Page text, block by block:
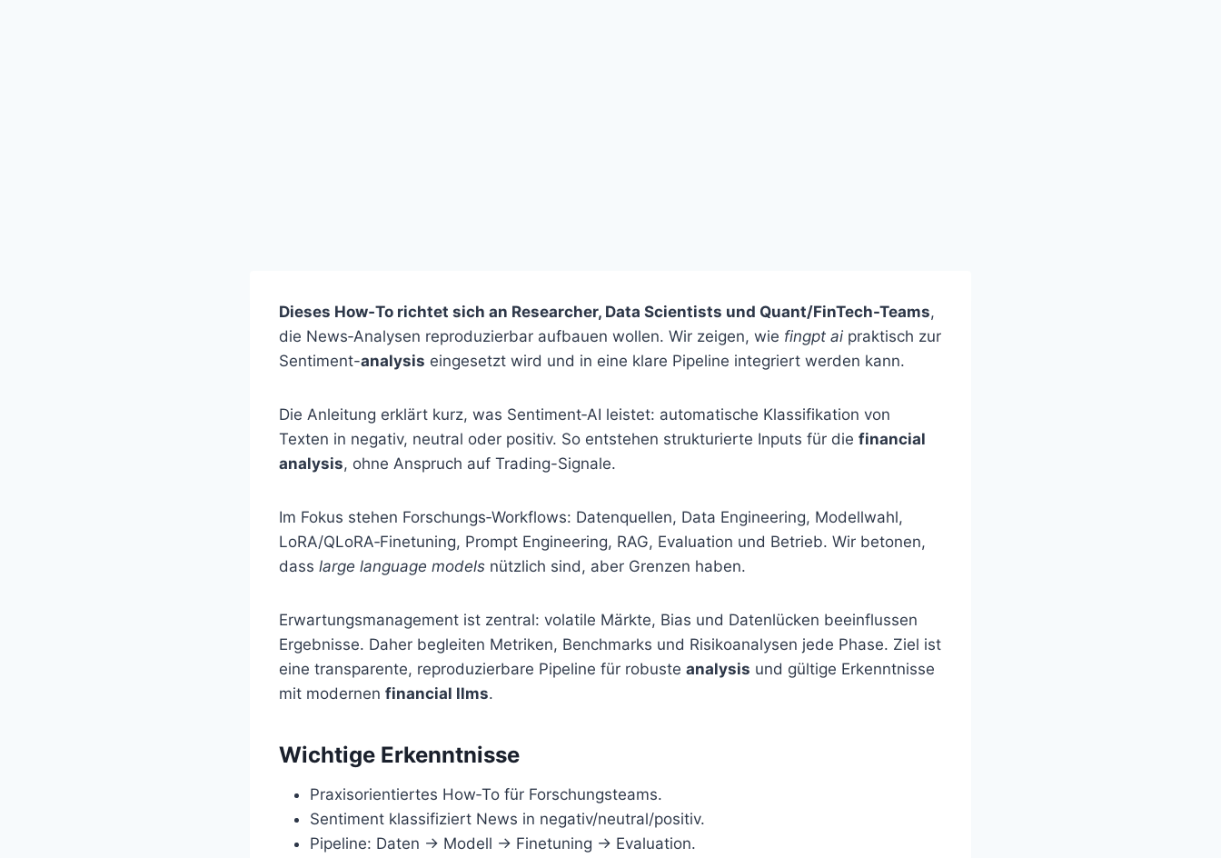
Dieses How‑To richtet sich an Researcher, Data Scientists und Quant/FinTech-Teams,
die News‑Analysen reproduzierbar aufbauen wollen. Wir zeigen, wie fingpt ai praktisch zur
Sentiment-analysis eingesetzt wird und in eine klare Pipeline integriert werden kann.
Die Anleitung erklärt kurz, was Sentiment‑AI leistet: automatische Klassifikation von
Texten in negativ, neutral oder positiv. So entstehen strukturierte Inputs für die financial
analysis, ohne Anspruch auf Trading-Signale.
Im Fokus stehen Forschungs‑Workflows: Datenquellen, Data Engineering, Modellwahl,
LoRA/QLoRA‑Finetuning, Prompt Engineering, RAG, Evaluation und Betrieb. Wir betonen,
dass large language models nützlich sind, aber Grenzen haben.
Erwartungsmanagement ist zentral: volatile Märkte, Bias und Datenlücken beeinflussen
Ergebnisse. Daher begleiten Metriken, Benchmarks und Risikoanalysen jede Phase. Ziel ist
eine transparente, reproduzierbare Pipeline für robuste analysis und gültige Erkenntnisse
mit modernen financial llms.
Wichtige Erkenntnisse
Praxisorientiertes How‑To für Forschungsteams.
Sentiment klassifiziert News in negativ/neutral/positiv.
Pipeline: Daten → Modell → Finetuning → Evaluation.